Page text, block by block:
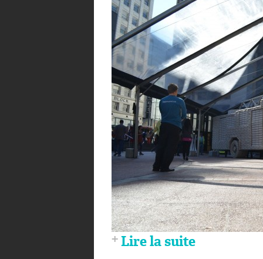
Lire la suite